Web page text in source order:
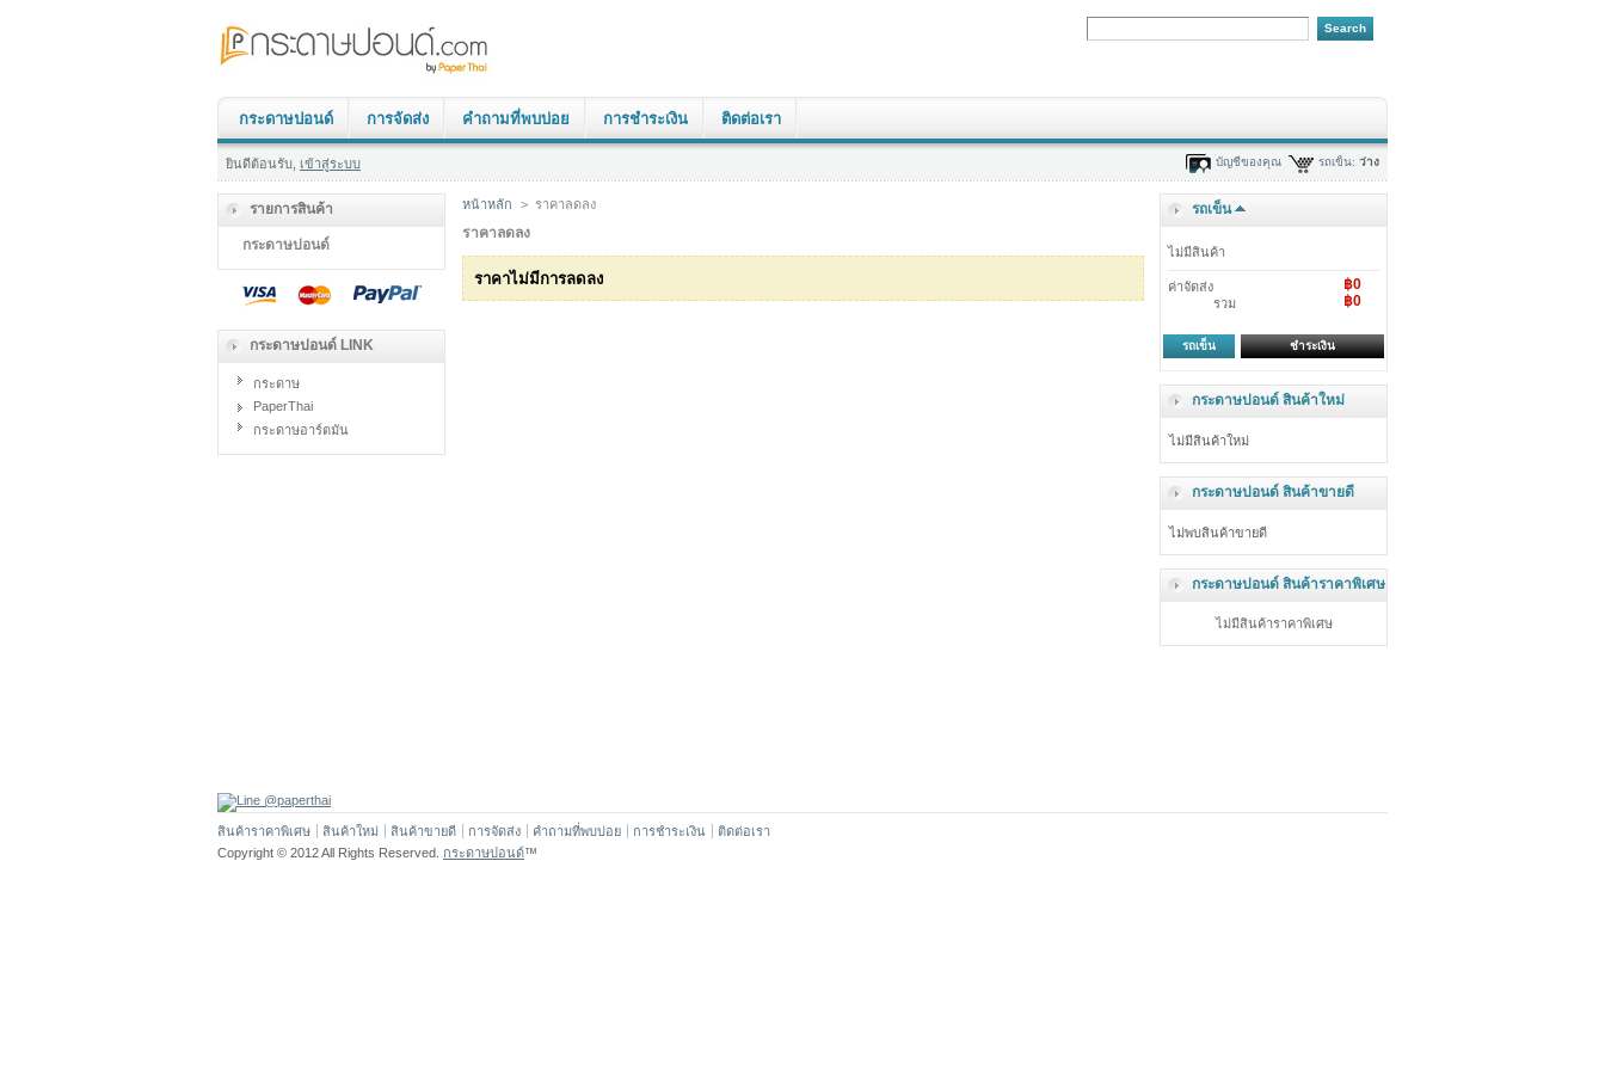
กระดาษปอนด์ การจัดส่ง คำถามที่พบบ่อย การชำระเงิน ติดต่อเรา
ยินดีต้อนรับ, เข้าสู่ระบบ รถเข็น: ว่าง
บัญชีของคุณ
รายการสินค้า
กระดาษปอนด์
กระดาษปอนด์ LINK
กระดาษ
PaperThai
กระดาษอาร์ตมัน
หน้าหลัก > ราคาลดลง
ราคาลดลง
ราคาไม่มีการลดลง
รถเข็น
ไม่มีสินค้า
ค่าจัดส่ง ฿0
รวม ฿0
รถเข็น ชำระเงิน
กระดาษปอนด์ สินค้าใหม่
ไม่มีสินค้าใหม่
กระดาษปอนด์ สินค้าขายดี
ไม่พบสินค้าขายดี
กระดาษปอนด์ สินค้าราคาพิเศษ
ไม่มีสินค้าราคาพิเศษ
สินค้าราคาพิเศษ สินค้าใหม่ สินค้าขายดี การจัดส่ง คำถามที่พบบ่อย การชำระเงิน
ติดต่อเรา
Copyright © 2012 All Rights Reserved. กระดาษปอนด์™